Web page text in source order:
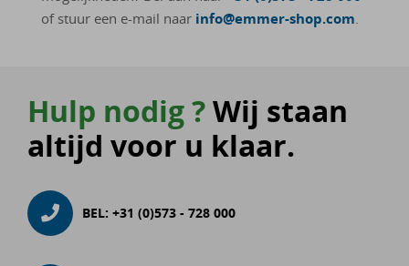
of stuur een e-mail naar info@emmer-shop.com.
Hulp nodig ?Wij staan
altijd voor u klaar.
BEL: +31 (0)573 - 728 000